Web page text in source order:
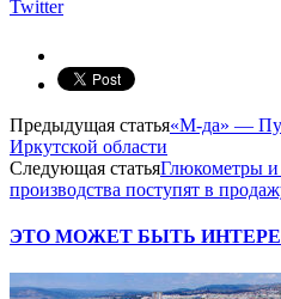
Twitter
Предыдущая статья«М-да» —
Иркутской области
Следующая статьяГлюкометры и
производства поступят в
ЭТО МОЖЕТ БЫТЬ